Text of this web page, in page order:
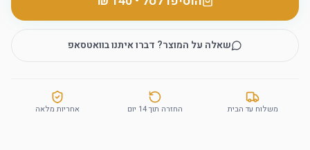
שאלה על המוצר? דברו איתנו בוואטסאפ
משלוח עד הבית החזרה תוך 14 יום אחריות מלאה